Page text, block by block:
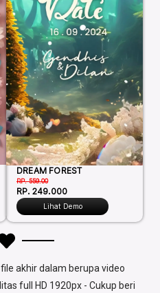
DREAM FOREST
RP. 559.00
RP. 249.000
Lihat Demo
akhir dalam berupa video
full HD 1920px - Cukup beri